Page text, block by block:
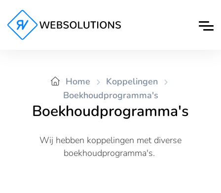
Home
Koppelingen
Boekhoudprogramma's
Boekhoudprogramma's
Wij hebben koppelingen met diverse
boekhoudprogramma's.